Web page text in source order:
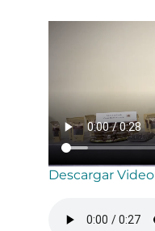
Descargar Video